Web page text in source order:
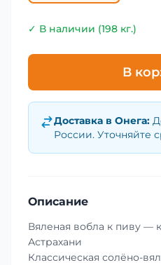
✓ В наличии (198 кг.)
В
Доставка в Онега:
России. Уточняйте
Описание
Вяленая вобла к пиву —
Астрахани
Классическая солёно-